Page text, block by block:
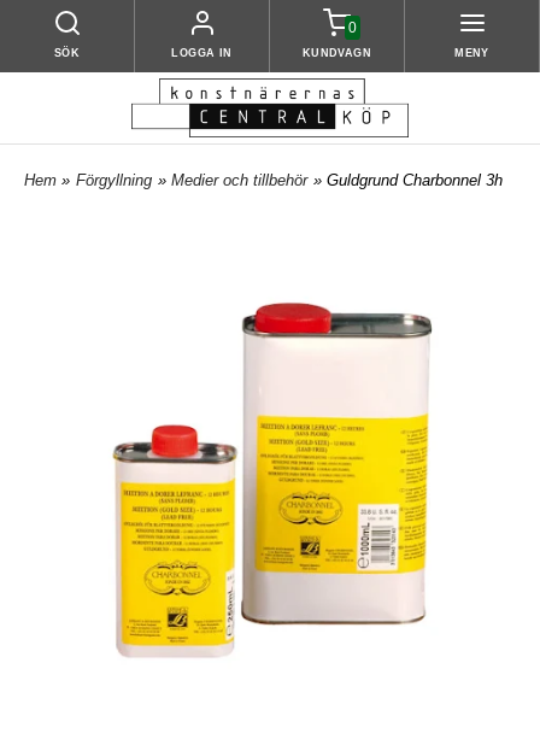
SÖK LOGGA IN
0
KUNDVAGN MENY
Hem » Förgyllning » Medier och tillbehör » Guldgrund Charbonnel 3h